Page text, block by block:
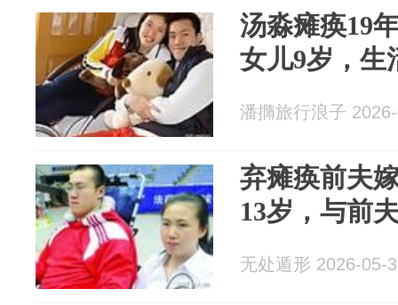
汤淼瘫痪19
女儿9岁，生
潘撱旅行浪子
弃瘫痪前夫
13岁，与前
无处遁形 2026-05-